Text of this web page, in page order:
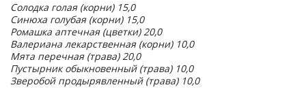
Солодка голая (корни) 15,0
Синюха голубая (корни) 15,0
Ромашка аптечная (цветки) 20,0
Валериана лекарственная (корни) 10,0
Мята перечная (трава) 20,0
Пустырник обыкновенный (трава) 10,0
Зверобой продырявленный (трава) 10,0